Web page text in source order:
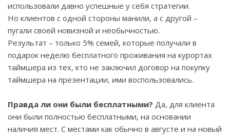
использовали давно успешные у себя стратегии.
Но клиентов с одной стороны манили, а с другой –
пугали своей новизной и необычностью.
Результат – только 5% семей, которые получали в
подарок неделю бесплатного проживания на курортах
таймшера из тех, кто не заключил договор на покупку
таймшера на презентации, ими воспользовались.
Правда ли они были бесплатными? Да, для клиента
они были полностью бесплатными, на основании
наличия мест. С местами как обычно в августе и на новый